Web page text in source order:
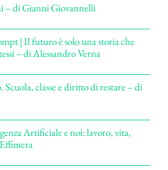
– di Gianni Giovannelli
| Il futuro è solo una storia che
– di Alessandro Verna
classe e diritto di restare – di
Artificiale e noi: lavoro, vita,